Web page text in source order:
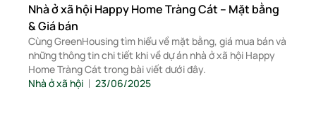
Nhà ở xã hội Happy Home Tràng Cát – Mặt bằng
& Giá bán
Cùng GreenHousing tìm hiểu về mặt bằng, giá mua bán và
những thông tin chi tiết khi về dự án nhà ở xã hội Happy
Home Tràng Cát trong bài viết dưới đây.
Nhà ở xã hội
23/06/2025